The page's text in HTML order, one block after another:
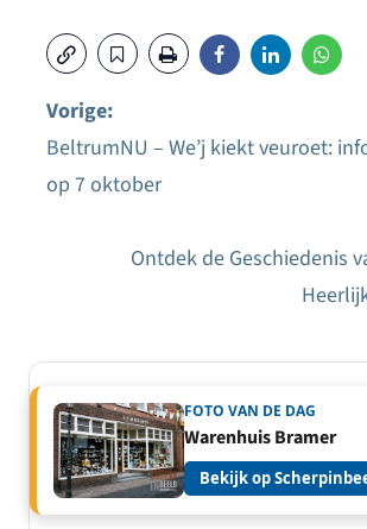
Bericht
Vorige:
BeltrumNU – We’j kiekt veuroet:
op 7 oktober
Ontdek de Geschiedenis
FOTO VAN DE DAG
Warenhuis Bramer
Bekijk op